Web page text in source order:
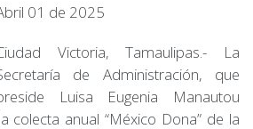
La Secretaría de
preside Luisa Eugenia Manautou
colecta anual “México Dona” de la